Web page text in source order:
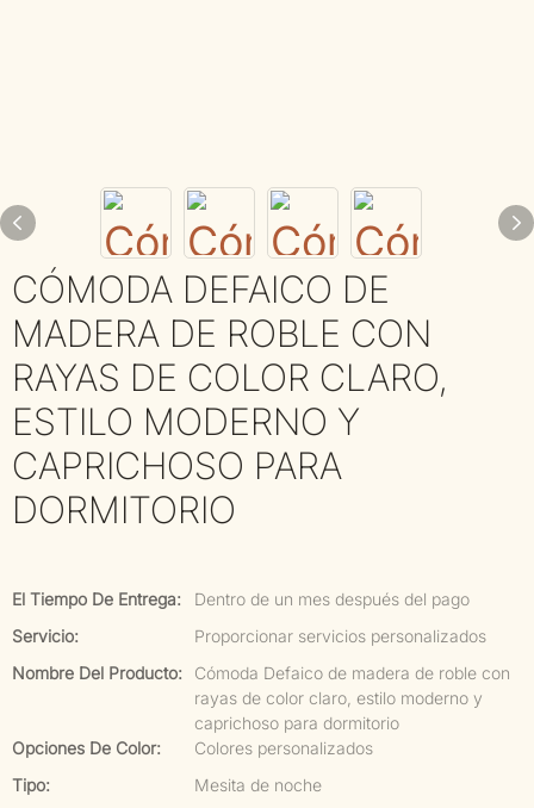
CÓMODA DEFAICO DE
MADERA DE ROBLE CON
RAYAS DE COLOR CLARO,
ESTILO MODERNO Y
CAPRICHOSO PARA
DORMITORIO
El Tiempo De Entrega:
Dentro de un mes después del pago
Servicio:
Proporcionar servicios personalizados
Nombre Del Producto:
Cómoda Defaico de madera de roble con
rayas de color claro, estilo moderno y
caprichoso para dormitorio
Opciones De Color:
Colores personalizados
Tipo:
Mesita de noche